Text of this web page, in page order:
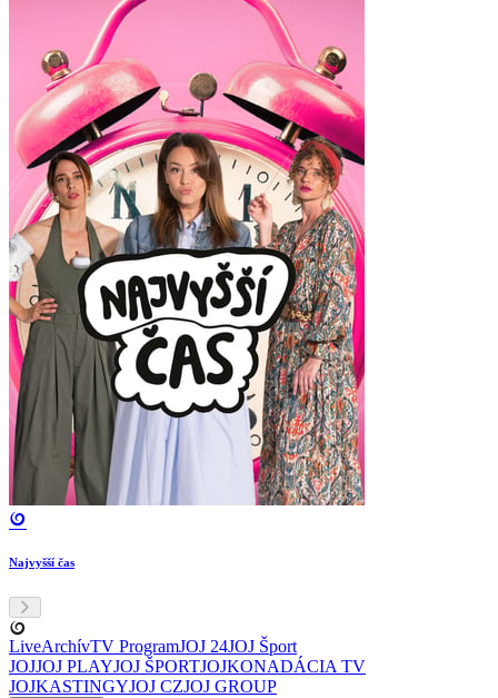
Najvyšší čas
LiveArchívTV ProgramJOJ 24JOJ Šport
JOJJOJ PLAYJOJ ŠPORTJOJKONADÁCIA TV
JOJKASTINGYJOJ CZJOJ GROUP